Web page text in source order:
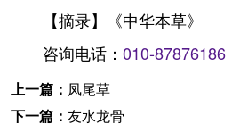
【摘录】《中华本草》
咨询电话： 010-87876186
上一篇： 凤尾草
下一篇： 友水龙骨